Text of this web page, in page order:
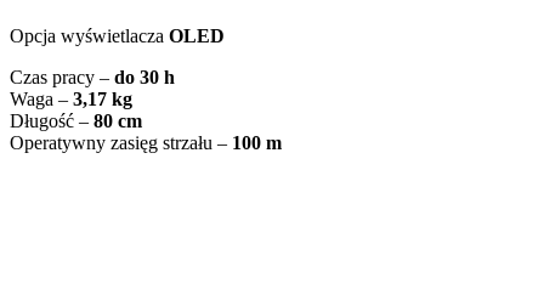
Opcja wyświetlacza OLED
Czas pracy – do 30 h
Waga – 3,17 kg
Długość – 80 cm
Operatywny zasięg strzału – 100 m